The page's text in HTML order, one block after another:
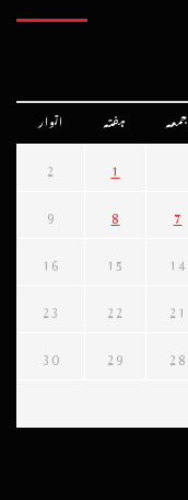
جمعہ ہفتہ اتوار
1
2
7
8
9
14
15
16
21
22
23
28
29
30